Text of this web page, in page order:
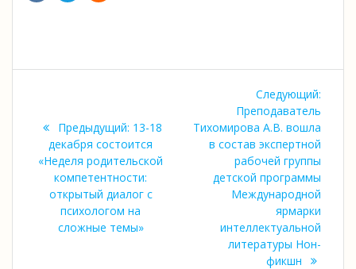
по
записям
Предыдущий: Предыдущая
запись:
13-18
декабря состоится
«Неделя родительской
компетентности:
открытый диалог с
психологом на
сложные темы»
Следующий:
Преподаватель
Тихомирова А.В. вошла
в состав экспертной
рабочей группы
детской программы
Международной
ярмарки
интеллектуальной
литературы Нон-
фикшн